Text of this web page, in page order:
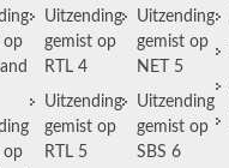
op
op
Uitzending
gemist op
RTL 4
Uitzending
gemist op
RTL 5
Uitzending
gemist op
NET 5
Uitzending
gemist op
SBS 6